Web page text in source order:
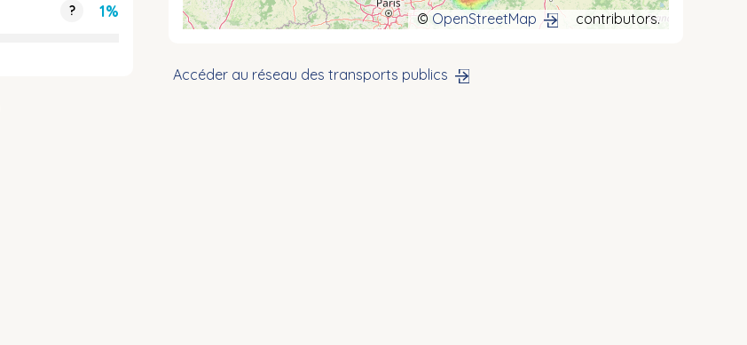
? 1% © OpenStreetMap contributors.
Accéder au réseau des transports publics